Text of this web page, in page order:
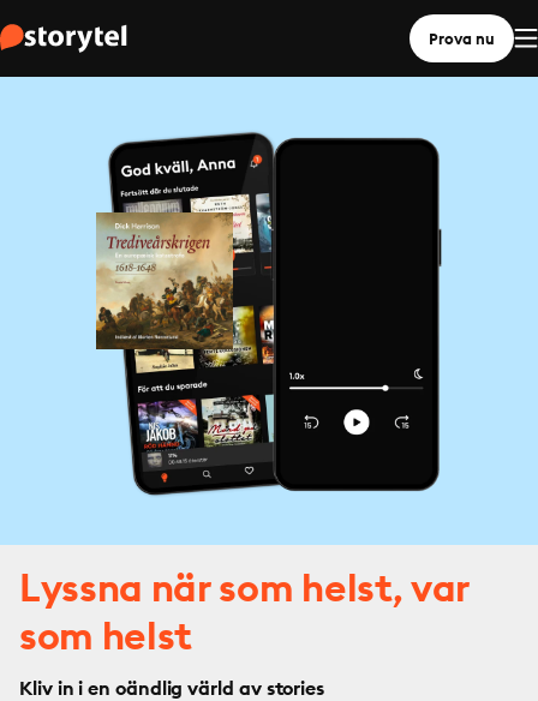
Prova nu
Lyssna när som helst, var
som helst
Kliv in i en oändlig värld av stories